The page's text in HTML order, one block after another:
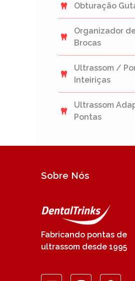
Obturação
Organizador
Brocas
Ultrassom /
Inteiriças
Ultrassom
Pontas
Sobre Nós
Fabricando pontas de
ultrassom desde 1995